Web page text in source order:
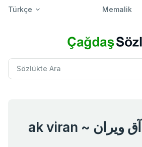
Türkçe Memalik
ak viran ~ آق ویران